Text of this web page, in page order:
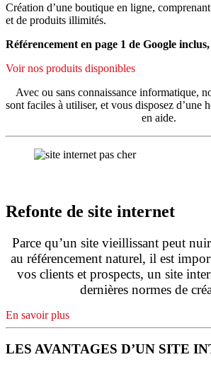
Création d’une boutique en ligne,
et de produits illimités.
Référencement en page 1 de Google
Voir nos produits disponibles
Avec ou sans connaissance informatique,
sont faciles à utiliser, et vous disposez d’une
en aide.
Refonte de site internet
Parce qu’un site vieillissant peut
au référencement naturel, il est
vos clients et prospects, un site
dernières normes de
En savoir plus
LES AVANTAGES D’UN SITE